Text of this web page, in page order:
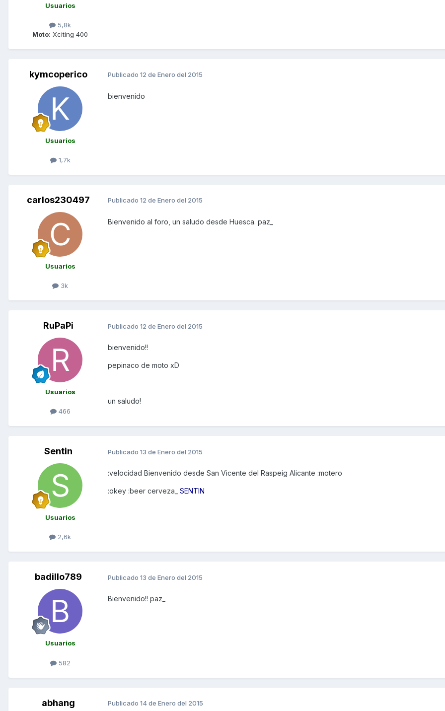
Usuarios
5,8k
Moto: Xciting 400
kymcoperico
Usuarios
1,7k
Publicado 12 de Enero del 2015
bienvenido
carlos230497
Usuarios
3k
Publicado 12 de Enero del 2015
Bienvenido al foro, un saludo desde Huesca. paz_
RuPaPi
Usuarios
466
Publicado 12 de Enero del 2015
bienvenido!!
pepinaco de moto xD
un saludo!
Sentin
Usuarios
2,6k
Publicado 13 de Enero del 2015
:velocidad Bienvenido desde San Vicente del Raspeig Alicante :motero
:okey :beer cerveza_ SENTIN
badillo789
Usuarios
582
Publicado 13 de Enero del 2015
Bienvenido!! paz_
abhang Publicado 14 de Enero del 2015